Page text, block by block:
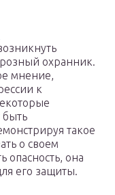
охранник.
мнение,
к
быть
такое
о своем
опасность, она
его защиты.